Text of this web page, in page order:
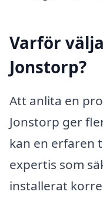
Varför
Jonstorp?
Att anlita en
Jonstorp ger
kan en erfaren
expertis som
installerat